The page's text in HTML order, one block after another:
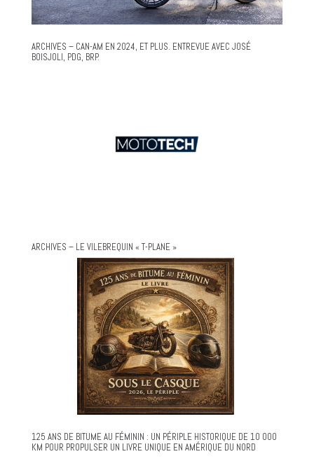
ARCHIVES – CAN-AM EN 2024, ET PLUS. ENTREVUE AVEC JOSÉ
BOISJOLI, PDG, BRP.
ARCHIVES – LE VILEBREQUIN « T-PLANE »
125 ANS DE BITUME AU FÉMININ : UN PÉRIPLE HISTORIQUE DE 10 000
KM POUR PROPULSER UN LIVRE UNIQUE EN AMÉRIQUE DU NORD